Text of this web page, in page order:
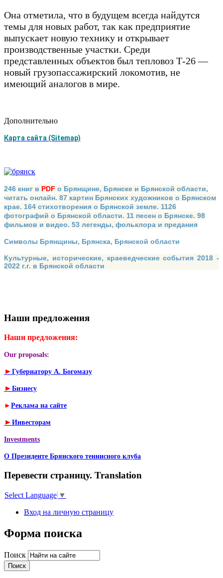
Она отметила, что в будущем всегда найдутся
темы для новых работ, так как предприятие
выпускает новую технику и открывает
производственные участки. Среди
представленных объектов был тепловоз Т-26 —
новый грузопассажирский локомотив, не
имеющий аналогов в мире.
Дополнительно
Карта сайта (Sitemap)
246 книг в PDF о Брянщине, Брянске и Брянской области,
читать онлайн. 87 картин Брянских художников о Брянском
крае. 164 стихотворения о Брянской земле. 1126
фотографий о Брянской области. 11 песен о Брянске. 98
фильмов и видео. 53 легенды, фольклора и предания
Символы Брянщины, Брянска, Брянской области
Культурные, исторические, краеведческие события 2018 -
2022 г.г. в Брянской области
Наши предложения
Наши предложения:
Our proposals:
► Губернатору А. Богомазу
► Бизнесу
► Реклама на сайте
► Инвесторам
Investments
О Президенте Брянского теннисного клуба
Перевести страницу. Translation
Select Language ▼
Вход на личную страницу
Форма поиска
Поиск